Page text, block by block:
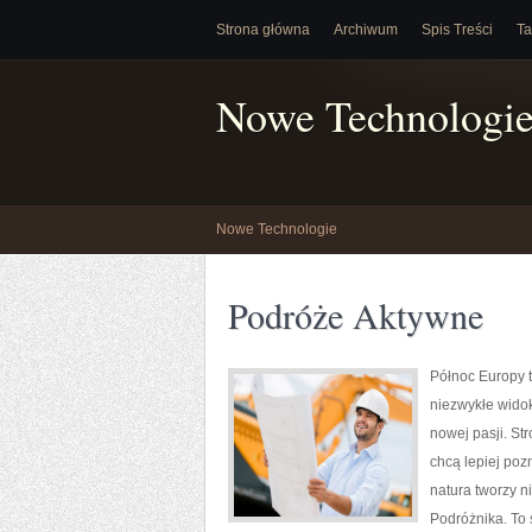
Strona główna Archiwum Spis Treści
Nowe
Nowe Technologie
Podróże Aktywne
Północ
niezwykłe
nowej pasji.
chcą lepiej
natura tworzy
Podróżnika.